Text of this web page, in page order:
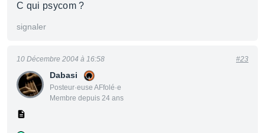
C qui psycom ?
signaler
Dabasi
Posteur·euse AFfolé·e
Membre depuis 24 ans
10 Décembre 2004 à 16:58 #23